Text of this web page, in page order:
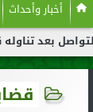
أخبار وأحداث
تناوله قضية